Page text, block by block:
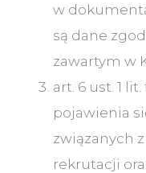
w
są dane
zawartym w
art. 6 ust. 1
pojawienia
związanych
rekrutacji